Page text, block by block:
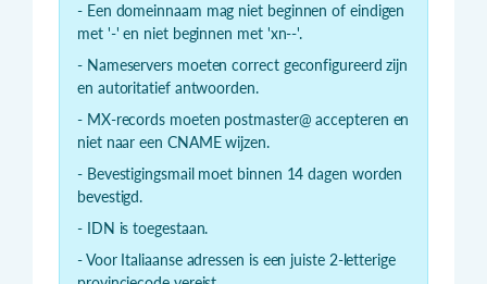
- Een domeinnaam mag niet beginnen of eindigen
met '-' en niet beginnen met 'xn--'.
- Nameservers moeten correct geconfigureerd zijn
en autoritatief antwoorden.
- MX-records moeten postmaster@ accepteren en
niet naar een CNAME wijzen.
- Bevestigingsmail moet binnen 14 dagen worden
bevestigd.
- IDN is toegestaan.
- Voor Italiaanse adressen is een juiste 2-letterige